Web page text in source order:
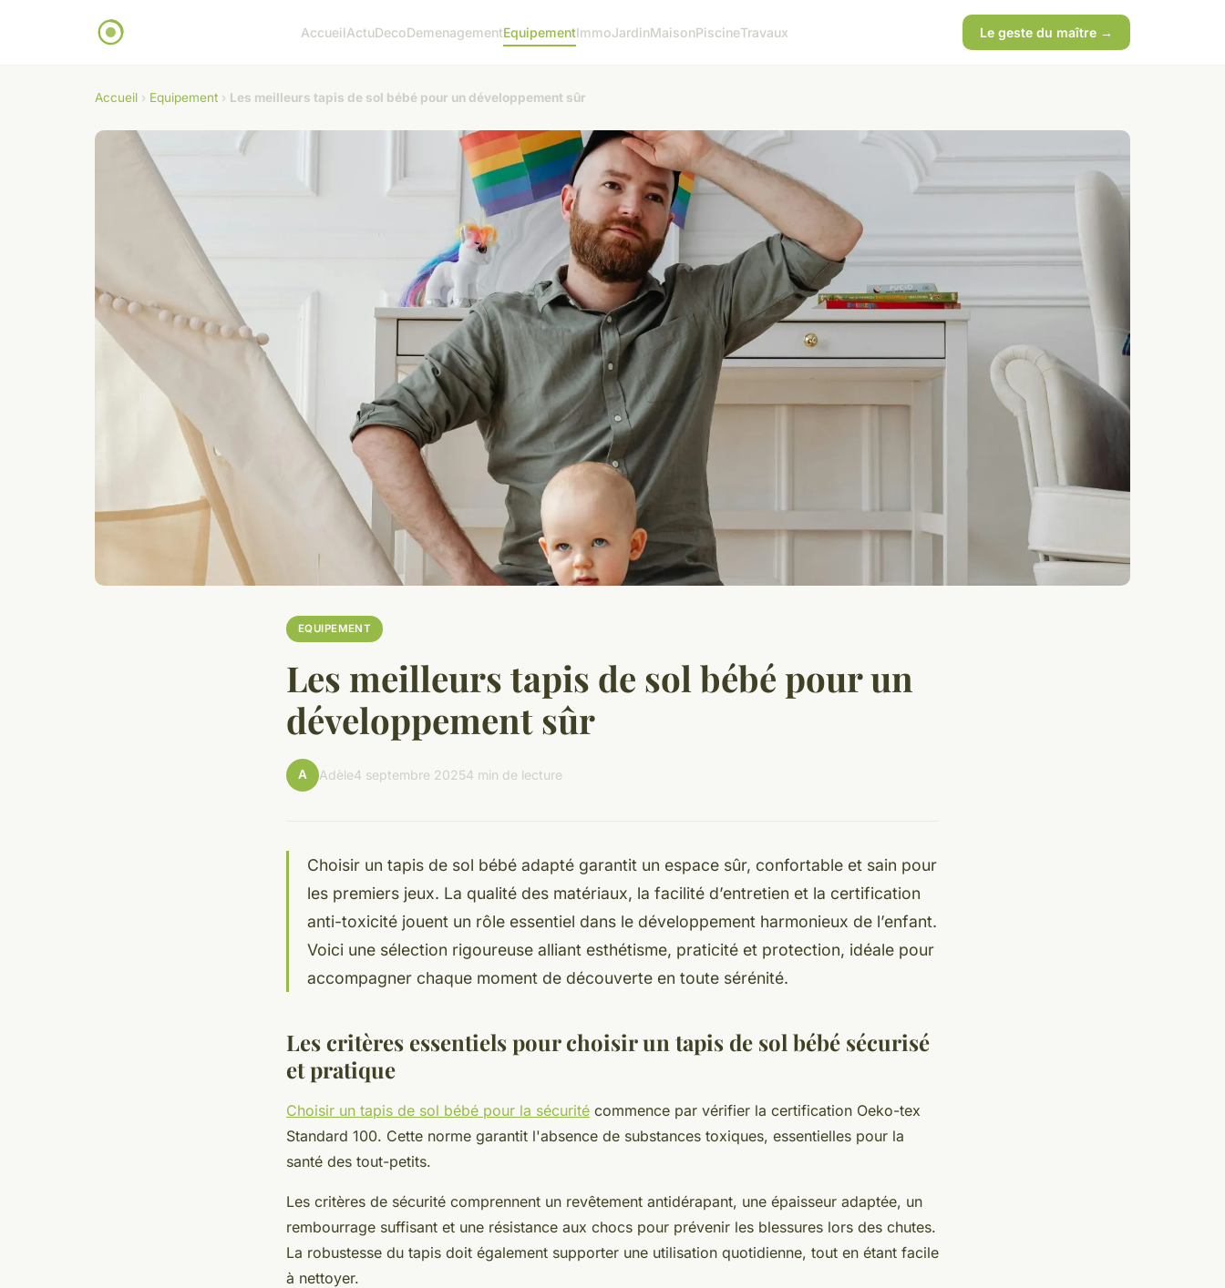
AccueilActuDecoDemenagementEquipementImmoJardinMaisonPiscineTravaux Le geste du maître →
Accueil › Equipement › Les meilleurs tapis de sol bébé pour un développement sûr
EQUIPEMENT
Les meilleurs tapis de sol bébé pour un
développement sûr
A Adèle4 septembre 20254 min de lecture
Choisir un tapis de sol bébé adapté garantit un espace sûr, confortable et sain pour
les premiers jeux. La qualité des matériaux, la facilité d’entretien et la certification
anti-toxicité jouent un rôle essentiel dans le développement harmonieux de l’enfant.
Voici une sélection rigoureuse alliant esthétisme, praticité et protection, idéale pour
accompagner chaque moment de découverte en toute sérénité.
Les critères essentiels pour choisir un tapis de sol bébé sécurisé
et pratique
Choisir un tapis de sol bébé pour la sécurité commence par vérifier la certification Oeko-tex
Standard 100. Cette norme garantit l'absence de substances toxiques, essentielles pour la
santé des tout-petits.
Les critères de sécurité comprennent un revêtement antidérapant, une épaisseur adaptée, un
rembourrage suffisant et une résistance aux chocs pour prévenir les blessures lors des chutes.
La robustesse du tapis doit également supporter une utilisation quotidienne, tout en étant facile
à nettoyer.